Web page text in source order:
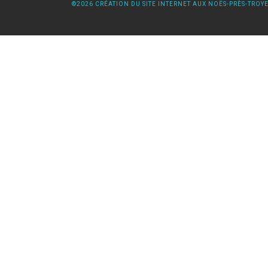
©2026 CRÉATION DU SITE INTERNET AUX NOËS-PRÈS-